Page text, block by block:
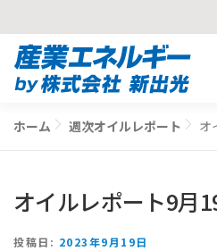
ナレ
CO2削減シミュ
ホーム 週次オイルレポート オ
オイルレポート9月
投稿日: 2023年9月19日